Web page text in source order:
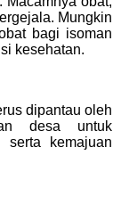
Mungkin
bagi isoman
kesehatan.
dipantau oleh
desa untuk
serta kemajuan